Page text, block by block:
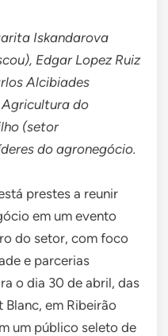
Iskandarova
Edgar Lopez Ruiz
Alcibiades
Agricultura do
(setor
do agronegócio.
prestes a reunir
em um evento
do setor, com foco
e parcerias
o dia 30 de abril, das
em Ribeirão
um público seleto de